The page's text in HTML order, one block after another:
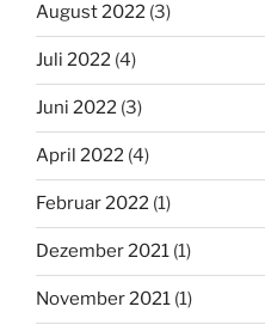
August 2022 (3)
Juli 2022 (4)
Juni 2022 (3)
April 2022 (4)
Februar 2022 (1)
Dezember 2021 (1)
November 2021 (1)